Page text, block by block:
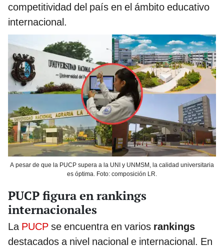
competitividad del país en el ámbito educativo
internacional.
A pesar de que la PUCP supera a la UNI y UNMSM, la calidad universitaria
es óptima. Foto: composición LR.
PUCP figura en rankings
internacionales
LaPUCP se encuentra en varios rankings
destacados a nivel nacional e internacional. En